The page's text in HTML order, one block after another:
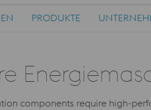
PRODUKTE
components require high-